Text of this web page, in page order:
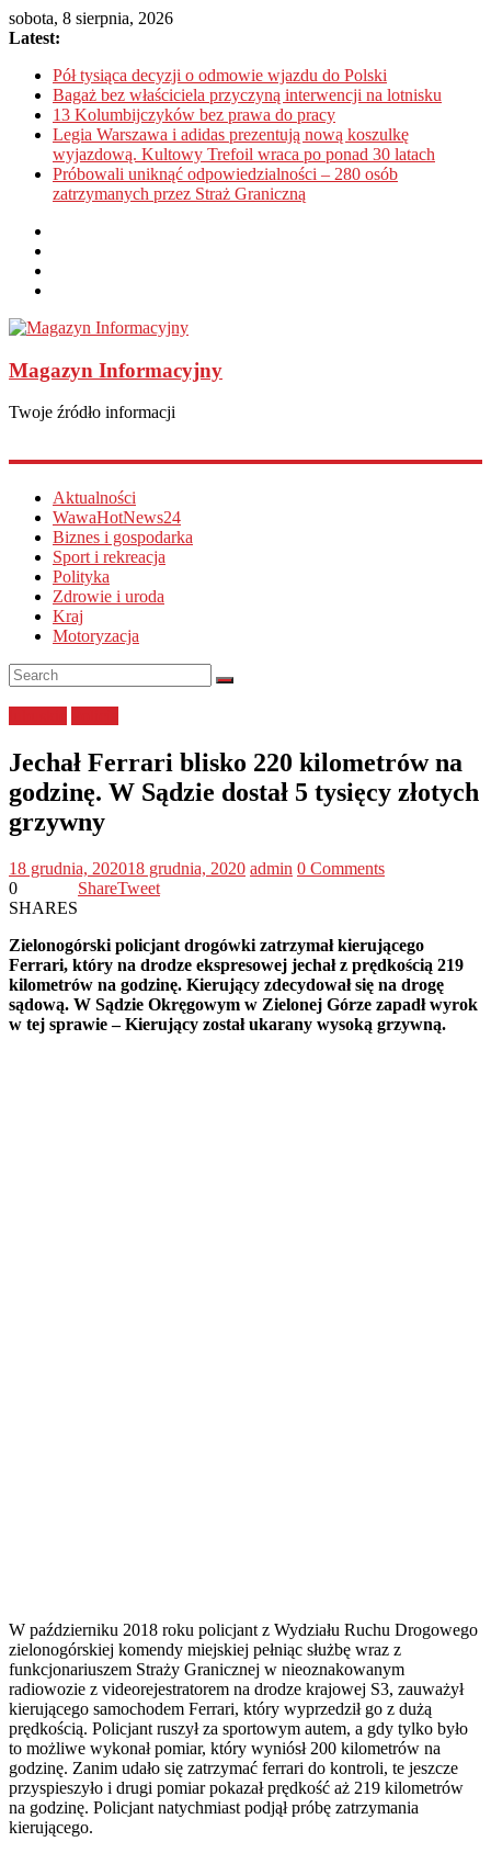
sobota, 8 sierpnia, 2026
Latest:
Pół tysiąca decyzji o odmowie wjazdu do Polski
Bagaż bez właściciela przyczyną interwencji na lotnisku
13 Kolumbijczyków bez prawa do pracy
Legia Warszawa i adidas prezentują nową koszulkę
wyjazdową. Kultowy Trefoil wraca po ponad 30 latach
Próbowali uniknąć odpowiedzialności – 280 osób
zatrzymanych przez Straż Graniczną
Magazyn Informacyjny
Twoje źródło informacji
Aktualności
WawaHotNews24
Biznes i gospodarka
Sport i rekreacja
Polityka
Zdrowie i uroda
Kraj
Motoryzacja
Jechał Ferrari blisko 220 kilometrów na
godzinę. W Sądzie dostał 5 tysięcy złotych
grzywny
18 grudnia, 202018 grudnia, 2020 admin 0 Comments
0
SHARES
ShareTweet
Zielonogórski policjant drogówki zatrzymał kierującego
Ferrari, który na drodze ekspresowej jechał z prędkością 219
kilometrów na godzinę. Kierujący zdecydował się na drogę
sądową. W Sądzie Okręgowym w Zielonej Górze zapadł wyrok
w tej sprawie – Kierujący został ukarany wysoką grzywną.
W październiku 2018 roku policjant z Wydziału Ruchu Drogowego
zielonogórskiej komendy miejskiej pełniąc służbę wraz z
funkcjonariuszem Straży Granicznej w nieoznakowanym
radiowozie z videorejestratorem na drodze krajowej S3, zauważył
kierującego samochodem Ferrari, który wyprzedził go z dużą
prędkością. Policjant ruszył za sportowym autem, a gdy tylko było
to możliwe wykonał pomiar, który wyniósł 200 kilometrów na
godzinę. Zanim udało się zatrzymać ferrari do kontroli, te jeszcze
przyspieszyło i drugi pomiar pokazał prędkość aż 219 kilometrów
na godzinę. Policjant natychmiast podjął próbę zatrzymania
kierującego.